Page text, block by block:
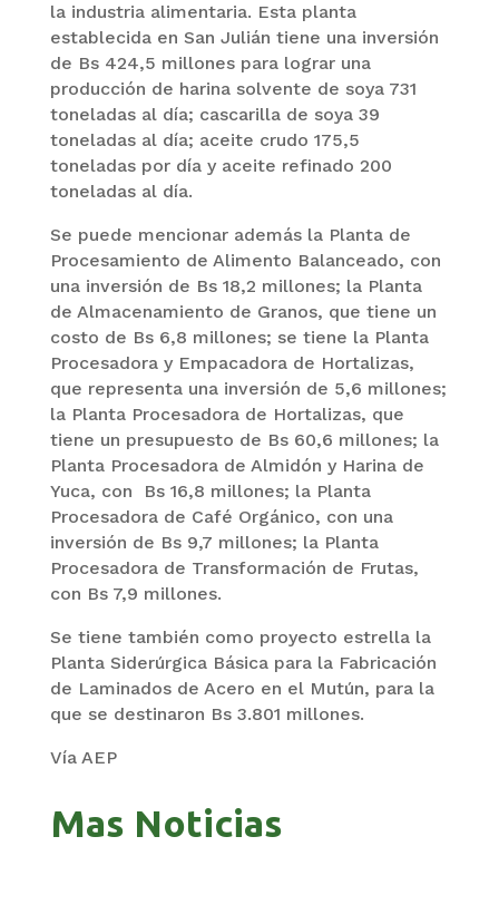
la industria alimentaria. Esta planta
establecida en San Julián tiene una inversión
de Bs 424,5 millones para lograr una
producción de harina solvente de soya 731
toneladas al día; cascarilla de soya 39
toneladas al día; aceite crudo 175,5
toneladas por día y aceite refinado 200
toneladas al día.
Se puede mencionar además la Planta de
Procesamiento de Alimento Balanceado, con
una inversión de Bs 18,2 millones; la Planta
de Almacenamiento de Granos, que tiene un
costo de Bs 6,8 millones; se tiene la Planta
Procesadora y Empacadora de Hortalizas,
que representa una inversión de 5,6 millones;
la Planta Procesadora de Hortalizas, que
tiene un presupuesto de Bs 60,6 millones; la
Planta Procesadora de Almidón y Harina de
Yuca, con Bs 16,8 millones; la Planta
Procesadora de Café Orgánico, con una
inversión de Bs 9,7 millones; la Planta
Procesadora de Transformación de Frutas,
con Bs 7,9 millones.
Se tiene también como proyecto estrella la
Planta Siderúrgica Básica para la Fabricación
de Laminados de Acero en el Mutún, para la
que se destinaron Bs 3.801 millones.
Vía AEP
Mas Noticias